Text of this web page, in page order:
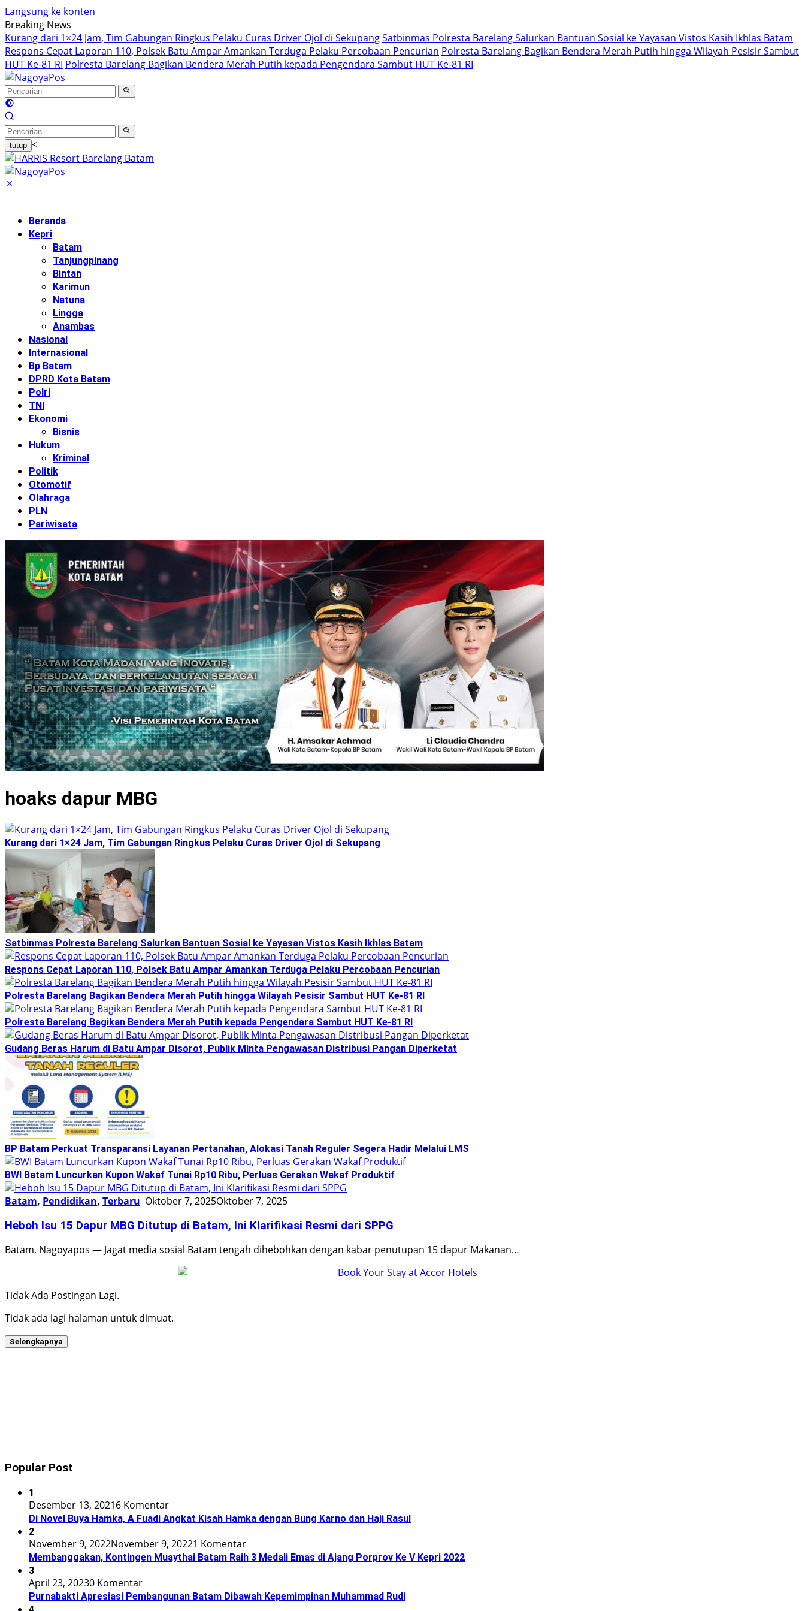
Langsung ke konten
Breaking News
Kurang dari 1×24 Jam, Tim Gabungan Ringkus Pelaku Curas Driver Ojol di SekupangSatbinmas Polresta Barelang Salurkan Bantuan Sosial ke Yayasan Vistos Kasih Ikhlas Batam
Respons Cepat Laporan 110, Polsek Batu Ampar Amankan Terduga Pelaku Percobaan Pencurian Polresta Barelang Bagikan Bendera Merah Putih hingga Wilayah Pesisir Sambut
HUT Ke-81 RI Polresta Barelang Bagikan Bendera Merah Putih kepada Pengendara Sambut HUT Ke-81 RI
tutup <
Beranda
Kepri
Batam
Tanjungpinang
Bintan
Karimun
Natuna
Lingga
Anambas
Nasional
Internasional
Bp Batam
DPRD Kota Batam
Polri
TNI
Ekonomi
Bisnis
Hukum
Kriminal
Politik
Otomotif
Olahraga
PLN
Pariwisata
hoaks dapur MBG
Kurang dari 1×24 Jam, Tim Gabungan Ringkus Pelaku Curas Driver Ojol di Sekupang
Satbinmas Polresta Barelang Salurkan Bantuan Sosial ke Yayasan Vistos Kasih Ikhlas Batam
Respons Cepat Laporan 110, Polsek Batu Ampar Amankan Terduga Pelaku Percobaan Pencurian
Polresta Barelang Bagikan Bendera Merah Putih hingga Wilayah Pesisir Sambut HUT Ke-81 RI
Polresta Barelang Bagikan Bendera Merah Putih kepada Pengendara Sambut HUT Ke-81 RI
Gudang Beras Harum di Batu Ampar Disorot, Publik Minta Pengawasan Distribusi Pangan Diperketat
BP Batam Perkuat Transparansi Layanan Pertanahan, Alokasi Tanah Reguler Segera Hadir Melalui LMS
BWI Batam Luncurkan Kupon Wakaf Tunai Rp10 Ribu, Perluas Gerakan Wakaf Produktif
Batam, Pendidikan, Terbaru Oktober 7, 2025Oktober 7, 2025
Heboh Isu 15 Dapur MBG Ditutup di Batam, Ini Klarifikasi Resmi dari SPPG
Batam, Nagoyapos — Jagat media sosial Batam tengah dihebohkan dengan kabar penutupan 15 dapur Makanan…
Tidak Ada Postingan Lagi.
Tidak ada lagi halaman untuk dimuat.
Selengkapnya
Popular Post
1
Desember 13, 20216 Komentar
Di Novel Buya Hamka, A Fuadi Angkat Kisah Hamka dengan Bung Karno dan Haji Rasul
2
November 9, 2022November 9, 20221 Komentar
Membanggakan, Kontingen Muaythai Batam Raih 3 Medali Emas di Ajang Porprov Ke V Kepri 2022
3
April 23, 20230 Komentar
Purnabakti Apresiasi Pembangunan Batam Dibawah Kepemimpinan Muhammad Rudi